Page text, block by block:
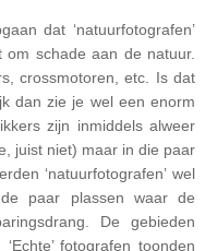
dat ‘natuurfotografen’
schade aan de natuur.
crossmotoren, etc. Is dat
dan zie je wel een enorm
zijn inmiddels alweer
juist niet) maar in die paar
‘natuurfotografen’ wel
paar plassen waar de
De gebieden
fotografen toonden